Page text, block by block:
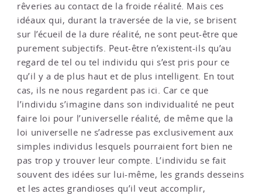
rêveries au contact de la froide réalité. Mais ces
idéaux qui, durant la traversée de la vie, se brisent
sur l’écueil de la dure réalité, ne sont peut-être que
purement subjectifs. Peut-être n’existent-ils qu’au
regard de tel ou tel individu qui s’est pris pour ce
qu’il y a de plus haut et de plus intelligent. En tout
cas, ils ne nous regardent pas ici. Car ce que
l’individu s’imagine dans son individualité ne peut
faire loi pour l’universelle réalité, de même que la
loi universelle ne s’adresse pas exclusivement aux
simples individus lesquels pourraient fort bien ne
pas trop y trouver leur compte. L’individu se fait
souvent des idées sur lui-même, les grands desseins
et les actes grandioses qu’il veut accomplir,